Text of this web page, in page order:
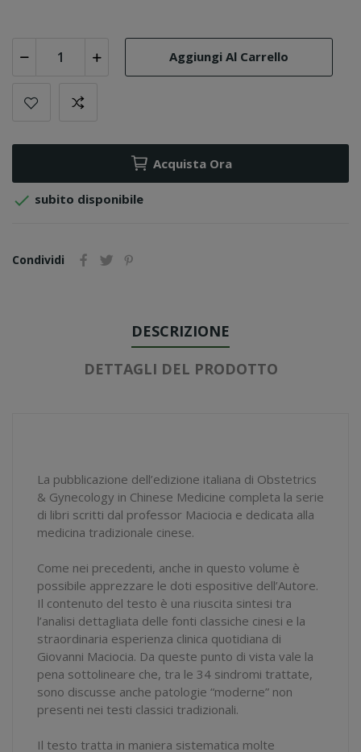
Aggiungi Al Carrello
Acquista Ora
 subito disponibile
Condividi
DESCRIZIONE
DETTAGLI DEL PRODOTTO
La pubblicazione dell’edizione italiana di Obstetrics
& Gynecology in Chinese Medicine completa la serie
di libri scritti dal professor Maciocia e dedicata alla
medicina tradizionale cinese.
Come nei precedenti, anche in questo volume è
possibile apprezzare le doti espositive dell’Autore.
Il contenuto del testo è una riuscita sintesi tra
l’analisi dettagliata delle fonti classiche cinesi e la
straordinaria esperienza clinica quotidiana di
Giovanni Maciocia. Da queste punto di vista vale la
pena sottolineare che, tra le 34 sindromi trattate,
sono discusse anche patologie “moderne” non
presenti nei testi classici tradizionali.
Il testo tratta in maniera sistematica molte